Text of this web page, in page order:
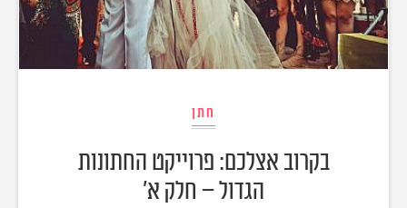
חתן
בקרוב אצלכם: פרוייקט החתונות
הגדול – חלק א'